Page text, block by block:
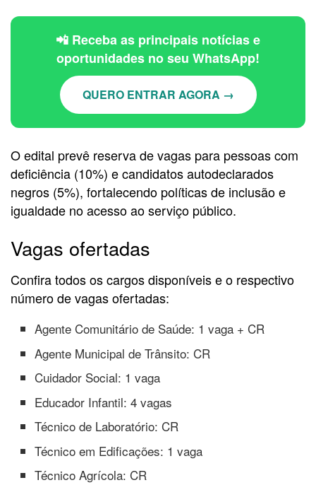
📲 Receba as principais notícias e
oportunidades no seu WhatsApp!
QUERO ENTRAR AGORA →
O edital prevê reserva de vagas para pessoas com
deficiência (10%) e candidatos autodeclarados
negros (5%), fortalecendo políticas de inclusão e
igualdade no acesso ao serviço público.
Vagas ofertadas
Confira todos os cargos disponíveis e o respectivo
número de vagas ofertadas:
Agente Comunitário de Saúde: 1 vaga + CR
Agente Municipal de Trânsito: CR
Cuidador Social: 1 vaga
Educador Infantil: 4 vagas
Técnico de Laboratório: CR
Técnico em Edificações: 1 vaga
Técnico Agrícola: CR